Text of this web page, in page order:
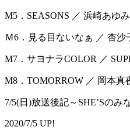
M5．SEASONS ／ 浜崎あゆみ
Ｍ6．見る目ないなぁ ／ 杏沙
M7．サヨナラCOLOR ／
M8．TOMORROW ／ 岡本真
7/5(日)放送後記～SHE’Sのみ
2020/7/5 UP!